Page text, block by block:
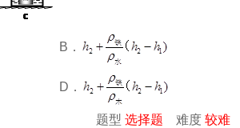
B．
D．
题型 选择题 难度 较难